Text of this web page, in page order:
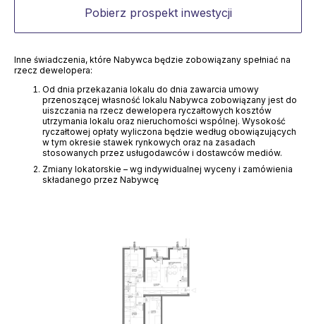
Pobierz prospekt inwestycji
Inne świadczenia, które Nabywca będzie zobowiązany spełniać na
rzecz dewelopera:
Od dnia przekazania lokalu do dnia zawarcia umowy
przenoszącej własność lokalu Nabywca zobowiązany jest do
uiszczania na rzecz dewelopera ryczałtowych kosztów
utrzymania lokalu oraz nieruchomości wspólnej. Wysokość
ryczałtowej opłaty wyliczona będzie według obowiązujących
w tym okresie stawek rynkowych oraz na zasadach
stosowanych przez usługodawców i dostawców mediów.
Zmiany lokatorskie – wg indywidualnej wyceny i zamówienia
składanego przez Nabywcę